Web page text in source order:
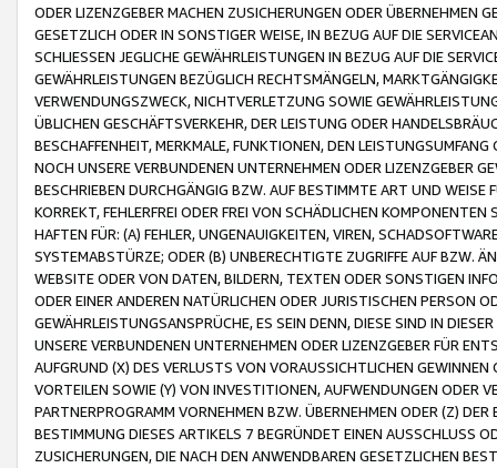
ODER LIZENZGEBER MACHEN ZUSICHERUNGEN ODER ÜBERNEHMEN
GESETZLICH ODER IN SONSTIGER WEISE, IN BEZUG AUF DIE
SCHLIESSEN JEGLICHE GEWÄHRLEISTUNGEN IN BEZUG AUF DIE
GEWÄHRLEISTUNGEN BEZÜGLICH RECHTSMÄNGELN,
VERWENDUNGSZWECK, NICHTVERLETZUNG SOWIE
ÜBLICHEN GESCHÄFTSVERKEHR, DER LEISTUNG ODER
BESCHAFFENHEIT, MERKMALE, FUNKTIONEN, DEN
NOCH UNSERE VERBUNDENEN UNTERNEHMEN ODER LIZENZGEBER
BESCHRIEBEN DURCHGÄNGIG BZW. AUF BESTIMMTE ART UND
KORREKT, FEHLERFREI ODER FREI VON SCHÄDLICHEN
HAFTEN FÜR: (A) FEHLER, UNGENAUIGKEITEN, VIREN,
SYSTEMABSTÜRZE; ODER (B) UNBERECHTIGTE ZUGRIFFE AUF BZW.
WEBSITE ODER VON DATEN, BILDERN, TEXTEN ODER SONSTIGEN
ODER EINER ANDEREN NATÜRLICHEN ODER JURISTISCHEN PERSON
GEWÄHRLEISTUNGSANSPRÜCHE, ES SEIN DENN, DIESE SIND IN
UNSERE VERBUNDENEN UNTERNEHMEN ODER LIZENZGEBER FÜR
AUFGRUND (X) DES VERLUSTS VON VORAUSSICHTLICHEN
VORTEILEN SOWIE (Y) VON INVESTITIONEN, AUFWENDUNGEN ODER
PARTNERPROGRAMM VORNEHMEN BZW. ÜBERNEHMEN ODER (Z)
BESTIMMUNG DIESES ARTIKELS 7 BEGRÜNDET EINEN AUSSCHLUSS
ZUSICHERUNGEN, DIE NACH DEN ANWENDBAREN GESETZLICHEN